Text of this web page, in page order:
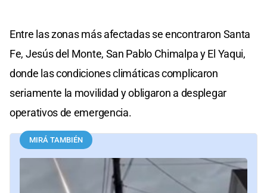
Entre las zonas más afectadas se encontraron Santa
Fe, Jesús del Monte, San Pablo Chimalpa y El Yaqui,
donde las condiciones climáticas complicaron
seriamente la movilidad y obligaron a desplegar
operativos de emergencia.
MIRÁ TAMBIÉN